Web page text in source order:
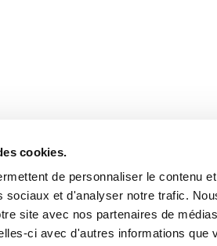
cookies.
de personnaliser le contenu
sociaux et d'analyser notre trafic.
site avec nos partenaires de
ci avec d'autres informations que